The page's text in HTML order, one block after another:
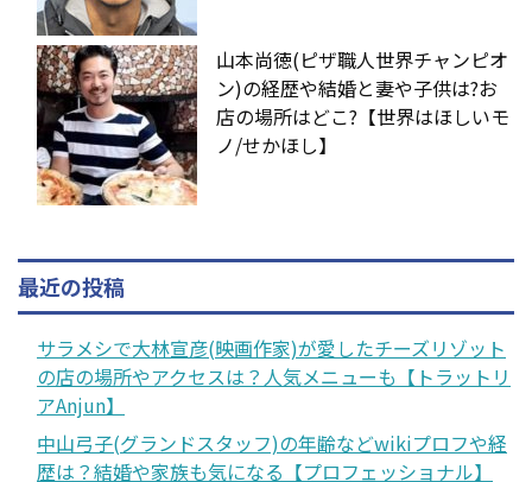
山本尚徳(ピザ職人世界チャンピオ
ン)の経歴や結婚と妻や子供は?お
店の場所はどこ?【世界はほしいモ
ノ/せかほし】
最近の投稿
サラメシで大林宣彦(映画作家)が愛したチーズリゾット
の店の場所やアクセスは？人気メニューも【トラットリ
アAnjun】
中山弓子(グランドスタッフ)の年齢などwikiプロフや経
歴は？結婚や家族も気になる【プロフェッショナル】